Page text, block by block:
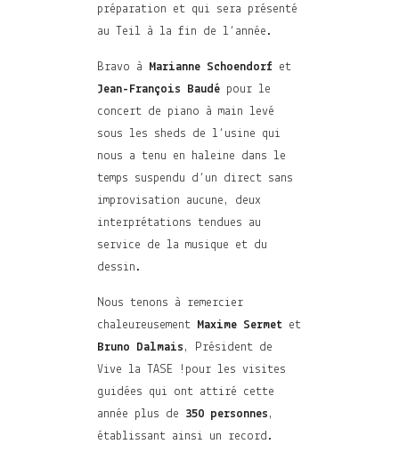
préparation et qui sera présenté
au Teil à la fin de l’année.
Bravo à Marianne Schoendorf et
Jean-François Baudé pour le
concert de piano à main levé
sous les sheds de l’usine qui
nous a tenu en haleine dans le
temps suspendu d’un direct sans
improvisation aucune, deux
interprétations tendues au
service de la musique et du
dessin.
Nous tenons à remercier
chaleureusement Maxime Sermet et
Bruno Dalmais , Président de
Vive la TASE !pour les visites
guidées qui ont attiré cette
année plus de 350 personnes ,
établissant ainsi un record.